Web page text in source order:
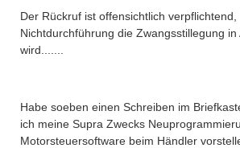
Der Rückruf ist offensichtlich
Nichtdurchführung die Zwangsstillegung in
wird.......
Habe soeben einen Schreiben im
ich meine Supra Zwecks
Motorsteuersoftware beim Händler